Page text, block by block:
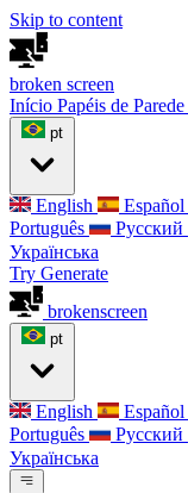
Skip to content
broken screen
Início Papéis de Parede
pt
English Español
Português
Русский
Українська
Try Generate
brokenscreen
pt
English Español
Português
Русский
Українська